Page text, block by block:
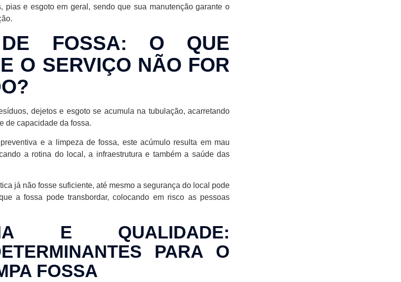
pias e esgoto em geral, sendo que sua manutenção garante o
DE FOSSA: O QUE
O SERVIÇO NÃO FOR
dejetos e esgoto se acumula na tubulação, acarretando
de capacidade da fossa.
e a limpeza de fossa, este acúmulo resulta em mau
a rotina do local, a infraestrutura e também a saúde das
já não fosse suficiente, até mesmo a segurança do local pode
a fossa pode transbordar, colocando em risco as pessoas
E QUALIDADE:
PARA O
FOSSA